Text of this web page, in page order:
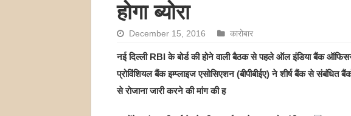
होगा ब्योरा
December 15, 2016 कारोबार
नई दिल्ली RBI के बोर्ड की होने वाली बैठक से पहले ऑल इंडिया बैंक
प्रोविंशियल बैंक इम्प्लाइज एसोसिएशन (बीपीबीईए) ने शीर्ष बैंक से संबंधित
से रोजाना जारी करने की मांग की ह